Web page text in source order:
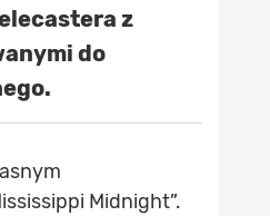
z
do
Midnight”.